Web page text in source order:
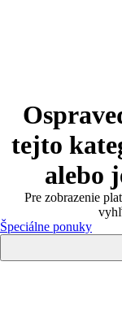
tejto
alebo
Pre zobrazenie
Špeciálne ponuky